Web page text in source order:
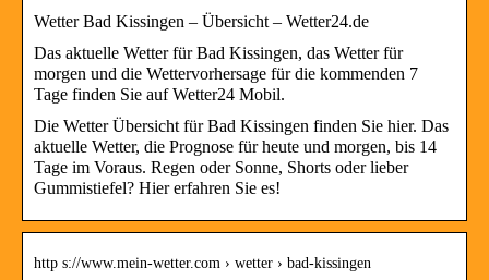
Wetter Bad Kissingen – Übersicht – Wetter24.de
Das aktuelle Wetter für Bad Kissingen, das Wetter für
morgen und die Wettervorhersage für die kommenden 7
Tage finden Sie auf Wetter24 Mobil.
Die Wetter Übersicht für Bad Kissingen finden Sie hier. Das
aktuelle Wetter, die Prognose für heute und morgen, bis 14
Tage im Voraus. Regen oder Sonne, Shorts oder lieber
Gummistiefel? Hier erfahren Sie es!
http s://www.mein-wetter.com › wetter › bad-kissingen